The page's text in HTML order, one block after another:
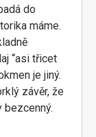
do
máme.
“asi třicet
je jiný.
závěr, že
bezcenný.